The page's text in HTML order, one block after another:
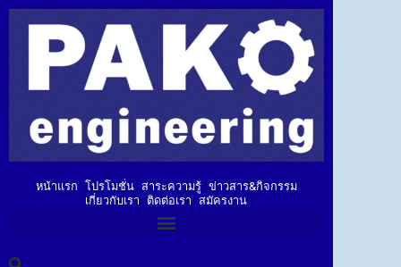
หน้าแรก โปรโมชั่น สาระความรู้ ข่าวสาร&กิจกรรม
เกี่ยวกับเรา
ติดต่อเรา สมัครงาน